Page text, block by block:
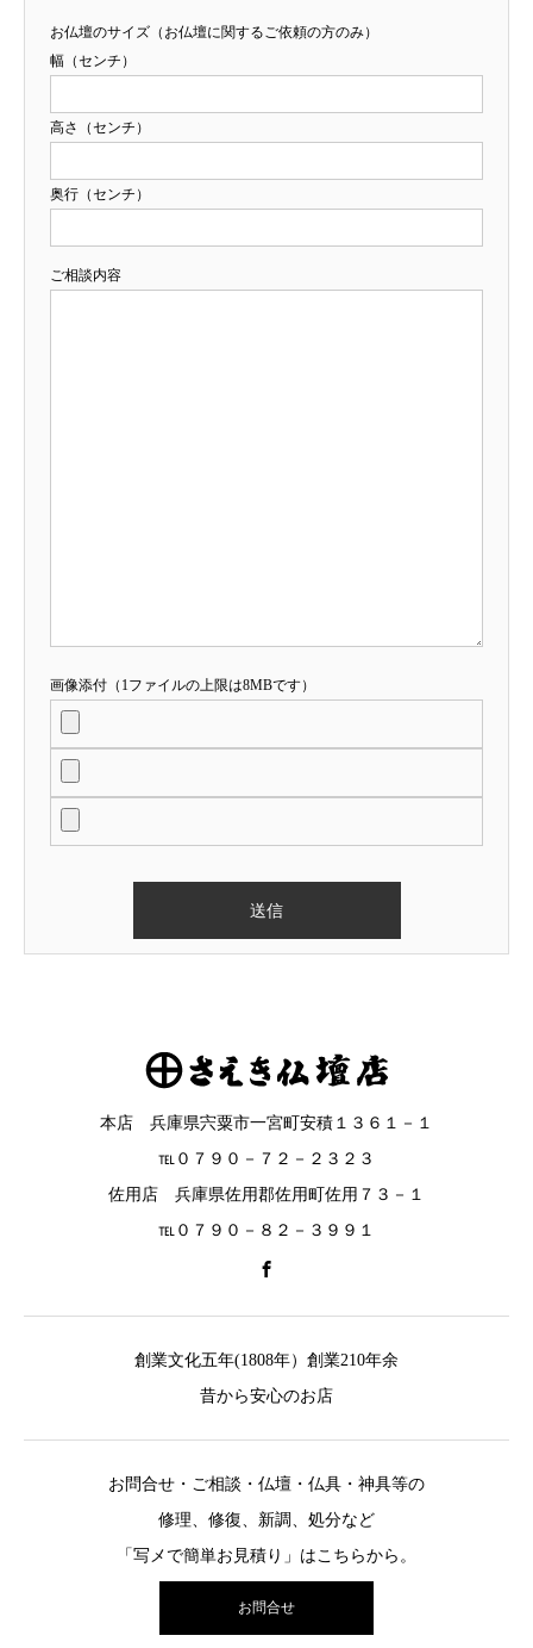
お仏壇のサイズ（お仏壇に関するご依頼の方のみ）
幅（センチ）
高さ（センチ）
奥行（センチ）
ご相談内容
画像添付（1ファイルの上限は8MBです）
本店 兵庫県宍粟市一宮町安積１３６１－１
℡０７９０－７２－２３２３
佐用店 兵庫県佐用郡佐用町佐用７３－１
℡０７９０－８２－３９９１
創業文化五年(1808年）創業210年余
昔から安心のお店
お問合せ・ご相談・仏壇・仏具・神具等の
修理、修復、新調、処分など
「写メで簡単お見積り」はこちらから。
お問合せ